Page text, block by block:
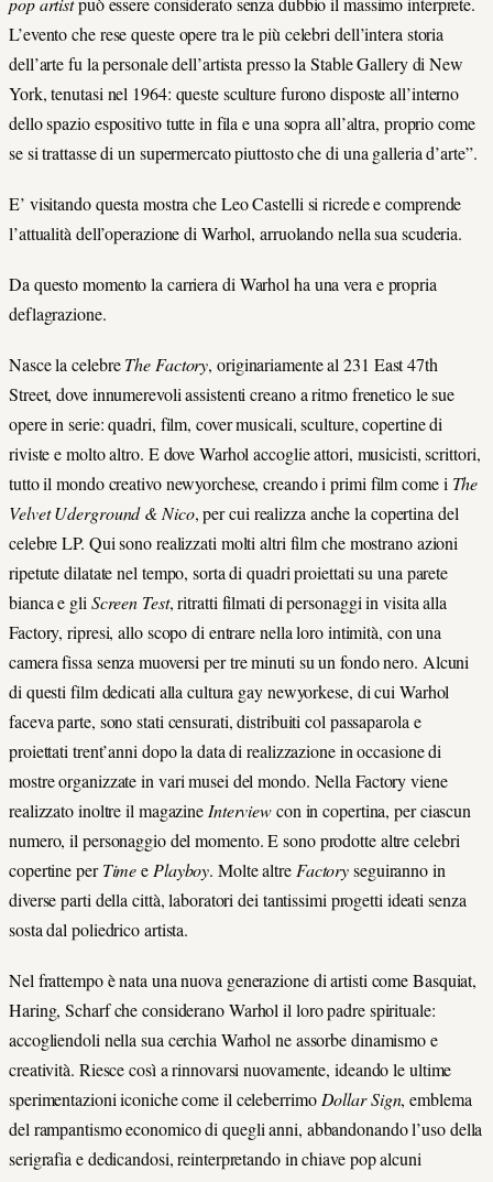
L’evento che rese queste opere tra le più celebri dell’intera storia
dell’arte fu la personale dell’artista presso la Stable Gallery di New
York, tenutasi nel 1964: queste sculture furono disposte all’interno
dello spazio espositivo tutte in fila e una sopra all’altra, proprio come
se si trattasse di un supermercato piuttosto che di una galleria d’arte”.
E’ visitando questa mostra che Leo Castelli si ricrede e comprende
l’attualità dell’operazione di Warhol, arruolando nella sua scuderia.
Da questo momento la carriera di Warhol ha una vera e propria
deflagrazione.
Nasce la celebreThe Factory, originariamente al 231 East 47th
Street, dove innumerevoli assistenti creano a ritmo frenetico le sue
opere in serie: quadri, film, cover musicali, sculture, copertine di
riviste e molto altro. E dove Warhol accoglie attori, musicisti, scrittori,
tutto il mondo creativo newyorchese, creando i primi film come i The
Velvet Uderground & Nico, per cui realizza anche la copertina del
celebre LP. Qui sono realizzati molti altri film che mostrano azioni
ripetute dilatate nel tempo, sorta di quadri proiettati su una parete
bianca e gliScreen Test, ritratti filmati di personaggi in visita alla
Factory, ripresi, allo scopo di entrare nella loro intimità, con una
camera fissa senza muoversi per tre minuti su un fondo nero. Alcuni
di questi film dedicati alla cultura gay newyorkese, di cui Warhol
faceva parte, sono stati censurati, distribuiti col passaparola e
proiettati trent’anni dopo la data di realizzazione in occasione di
mostre organizzate in vari musei del mondo. Nella Factory viene
realizzato inoltre il magazineInterviewcon in copertina, per ciascun
numero, il personaggio del momento. E sono prodotte altre celebri
copertine perTimeePlayboy. Molte altreFactoryseguiranno in
diverse parti della città, laboratori dei tantissimi progetti ideati senza
sosta dal poliedrico artista.
Nel frattempo è nata una nuova generazione di artisti come Basquiat,
Haring, Scharf che considerano Warhol il loro padre spirituale:
accogliendoli nella sua cerchia Warhol ne assorbe dinamismo e
creatività. Riesce così a rinnovarsi nuovamente, ideando le ultime
sperimentazioni iconiche come il celeberrimoDollar Sign, emblema
del rampantismo economico di quegli anni, abbandonando l’uso della
serigrafia e dedicandosi, reinterpretando in chiave pop alcuni